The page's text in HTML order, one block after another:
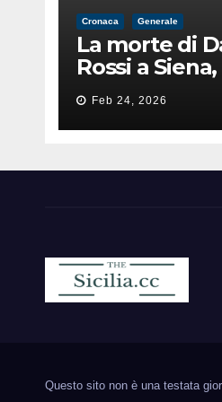
Cronaca Generale
La morte di
Rossi a
perizia lancia
pista di
Feb 24, 2026
Questo sito non è una testata